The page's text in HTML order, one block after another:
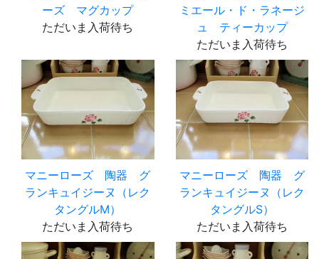
ーズ マグカップ
ただいま入荷待ち
ミエール・ド・ラネージ
ュ ティーカップ
ただいま入荷待ち
マニーローズ 陶器 グ
ランキュイジーヌ（レク
タングルM）
ただいま入荷待ち
マニーローズ 陶器 グ
ランキュイジーヌ（レク
タングルS）
ただいま入荷待ち